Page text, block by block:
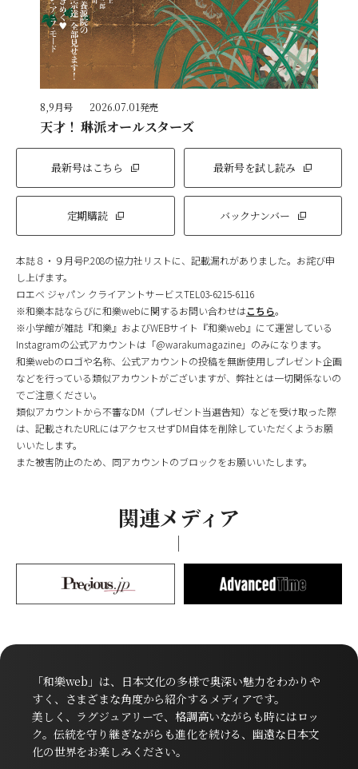
8,9月号 2026.07.01発売
天才！ 琳派オールスターズ
最新号はこちら 最新号を試し読み
定期購読 バックナンバー
本誌８・９月号P.208の協力社リストに、記載漏れがありました。お詫び申
し上げます。
ロエベ ジャパン クライアントサービスTEL03-6215-6116
※和樂本誌ならびに和樂webに関するお問い合わせはこちら。
※小学館が雑誌『和樂』およびWEBサイト『和樂web』にて運営している
Instagramの公式アカウントは「@warakumagazine」のみになります。
和樂webのロゴや名称、公式アカウントの投稿を無断使用しプレゼント企画
などを行っている類似アカウントがございますが、弊社とは一切関係ないの
でご注意ください。
類似アカウントから不審なDM（プレゼント当選告知）などを受け取った際
は、記載されたURLにはアクセスせずDM自体を削除していただくようお願
いいたします。
また被害防止のため、同アカウントのブロックをお願いいたします。
関連メディア
「和樂web」は、日本文化の多様で奥深い魅力をわかりや
すく、さまざまな角度から紹介するメディアです。
美しく、ラグジュアリーで、格調高いながらも時にはロッ
ク。伝統を守り継ぎながらも進化を続ける、幽遠な日本文
化の世界をお楽しみください。